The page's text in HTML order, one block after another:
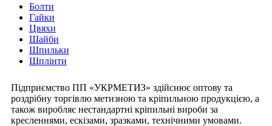
Болти
Гайки
Цвяхи
Шайби
Шпильки
Шплінти
Підприємство ПП «УКРМЕТИЗ» здійснює оптову та
роздрібну торгівлю метизною та кріпильною продукцією, а
також виробляє нестандартні кріпильні вироби за
кресленнями, ескізами, зразками, технічними умовами.